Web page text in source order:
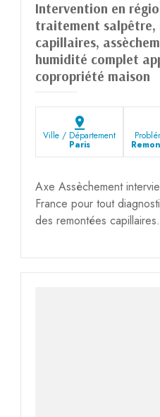
Intervention en
traitement salpêtre,
capillaires,
humidité complet
copropriété maison
pin_drop
Ville / Département
Paris
Axe Assèchement
France pour tout
des remontées capillaires.